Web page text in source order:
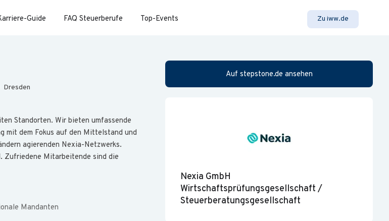
Guide FAQ Steuerberufe Top-Events Zu iww.de
Dresden
Standorten. Wir bieten umfassende
mit dem Fokus auf den Mittelstand und
agierenden Nexia-Netzwerks.
Zufriedene Mitarbeitende sind die
Mandanten
Auf stepstone.de ansehen
Nexia GmbH
Wirtschaftsprüfungsgesellschaft /
Steuerberatungsgesellschaft